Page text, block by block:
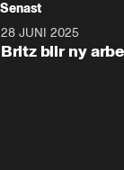
Senast
28 JUNI 2025
Britz blir ny